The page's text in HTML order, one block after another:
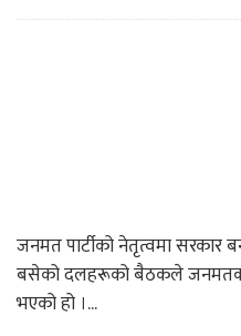
जनमत पार्टीको नेतृत्वमा सरकार
बसेको दलहरूको बैठकले
भएको हो ।...